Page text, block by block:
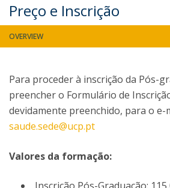
Preço e Inscrição
OVERVIEW
Para proceder à inscrição da Pós-
preencher o Formulário de
devidamente preenchido, para o e-
saude.sede@ucp.pt
Valores da formação: